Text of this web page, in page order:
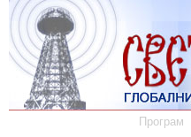
Програм